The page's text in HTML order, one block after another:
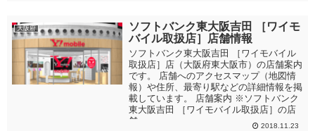
大阪府
ソフトバンク東大阪吉田 ［ワイモ
バイル取扱店］店舗情報
ソフトバンク東大阪吉田 ［ワイモバイル
取扱店］店（大阪府東大阪市）の店舗案内
です。 店舗へのアクセスマップ（地図情
報）や住所、最寄り駅などの詳細情報を掲
載しています。 店舗案内 ※ソフトバンク
東大阪吉田 ［ワイモバイル取扱店］の店
舗...
2018.11.23